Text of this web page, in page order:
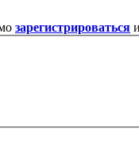
зарегистрироваться